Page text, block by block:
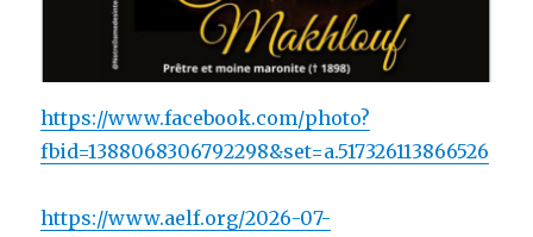
https://www.facebook.com/photo?
fbid=1388068306792298&set=a.517326113866526
https://www.aelf.org/2026-07-